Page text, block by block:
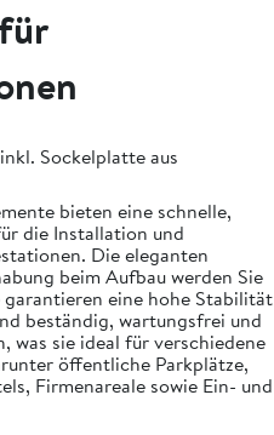
Sockelplatte aus
bieten eine schnelle,
die Installation und
Die eleganten
beim Aufbau werden Sie
eine hohe Stabilität
beständig, wartungsfrei und
was sie ideal für verschiedene
öffentliche Parkplätze,
Firmenareale sowie Ein- und